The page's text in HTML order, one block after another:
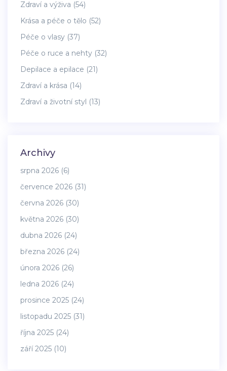
Zdraví a výživa (54)
Krása a péče o tělo (52)
Péče o vlasy (37)
Péče o ruce a nehty (32)
Depilace a epilace (21)
Zdraví a krása (14)
Zdraví a životní styl (13)
Archivy
srpna 2026 (6)
července 2026 (31)
června 2026 (30)
května 2026 (30)
dubna 2026 (24)
března 2026 (24)
února 2026 (26)
ledna 2026 (24)
prosince 2025 (24)
listopadu 2025 (31)
října 2025 (24)
září 2025 (10)